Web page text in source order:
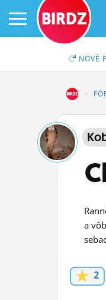
PRIHLÁS SA
ČINŽIAK
FÓRUM
STATUSY
BLOGY
ĽUDIA
BIRDZ
NOVÉ
a
2